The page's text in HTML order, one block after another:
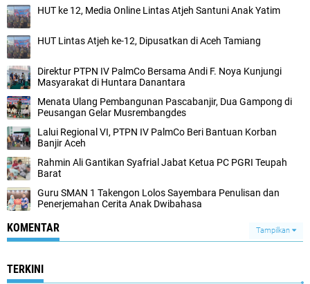
HUT ke 12, Media Online Lintas Atjeh Santuni Anak Yatim
HUT Lintas Atjeh ke-12, Dipusatkan di Aceh Tamiang
Direktur PTPN IV PalmCo Bersama Andi F. Noya Kunjungi
Masyarakat di Huntara Danantara
Menata Ulang Pembangunan Pascabanjir, Dua Gampong di
Peusangan Gelar Musrembangdes
Lalui Regional VI, PTPN IV PalmCo Beri Bantuan Korban
Banjir Aceh
Rahmin Ali Gantikan Syafrial Jabat Ketua PC PGRI Teupah
Barat
Guru SMAN 1 Takengon Lolos Sayembara Penulisan dan
Penerjemahan Cerita Anak Dwibahasa
KOMENTAR Tampilkan
TERKINI